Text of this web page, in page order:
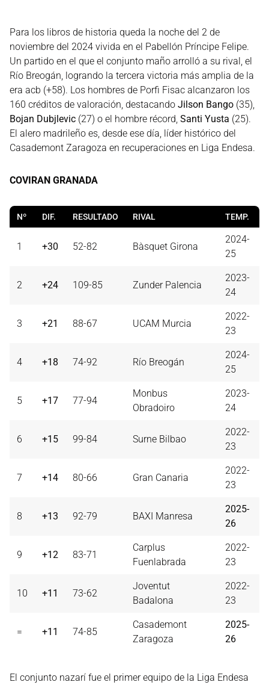
Para los libros de historia queda la noche del 2 de
noviembre del 2024 vivida en el Pabellón Príncipe Felipe.
Un partido en el que el conjunto maño arrolló a su rival, el
Río Breogán, logrando la tercera victoria más amplia de la
era acb (+58). Los hombres de Porfi Fisac alcanzaron los
160 créditos de valoración, destacando Jilson Bango (35),
Bojan Dubjlevic (27) o el hombre récord, Santi Yusta (25).
El alero madrileño es, desde ese día, líder histórico del
Casademont Zaragoza en recuperaciones en Liga Endesa.
COVIRAN GRANADA
Nº DIF. RESULTADO RIVAL TEMP.
1 +30 52-82 Bàsquet Girona
2024-
25
2 +24 109-85 Zunder Palencia
2023-
24
3 +21 88-67 UCAM Murcia
2022-
23
4 +18 74-92 Río Breogán
2024-
25
5 +17 77-94
Monbus
Obradoiro
2023-
24
6 +15 99-84 Surne Bilbao
2022-
23
7 +14 80-66 Gran Canaria
2022-
23
8 +13 92-79 BAXI Manresa
2025-
26
9 +12 83-71
Carplus
Fuenlabrada
2022-
23
10 +11 73-62
Joventut
Badalona
2022-
23
= +11 74-85
Casademont
Zaragoza
2025-
26
El conjunto nazarí fue el primer equipo de la Liga Endesa